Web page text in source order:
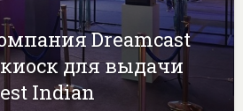
Dreamcast
для выдачи
Indian